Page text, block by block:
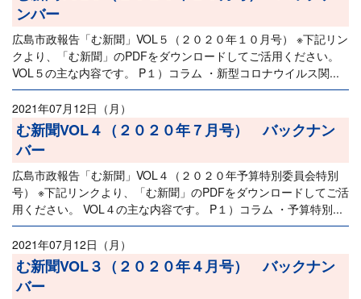
ンバー
広島市政報告「む新聞」VOL５（２０２０年１０月号） ※下記リン
クより、「む新聞」のPDFをダウンロードしてご活用ください。
VOL５の主な内容です。 P１）コラム ・新型コロナウイルス関...
2021年07月12日（月）
む新聞VOL４（２０２０年７月号） バックナン
バー
広島市政報告「む新聞」VOL４（２０２０年予算特別委員会特別
号） ※下記リンクより、「む新聞」のPDFをダウンロードしてご活
用ください。 VOL４の主な内容です。 P１）コラム ・予算特別...
2021年07月12日（月）
む新聞VOL３（２０２０年４月号） バックナン
バー